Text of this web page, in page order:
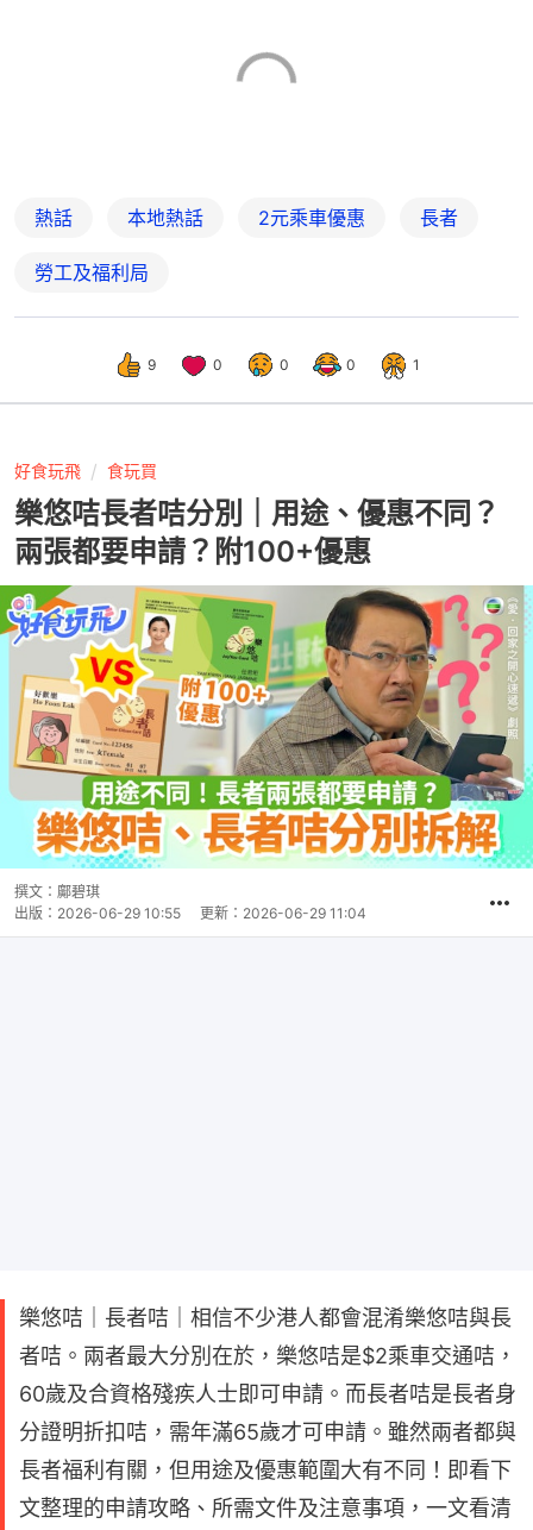
熱話 本地熱話 2元乘車優惠 長者
勞工及福利局
9 0 0 0 1
好食玩飛 食玩買
樂悠咭長者咭分別｜用途、優惠不同？
兩張都要申請？附100+優惠
撰文： 鄺碧琪
出版： 2026-06-29 10:55 更新： 2026-06-29 11:04
樂悠咭｜長者咭｜相信不少港人都會混淆樂悠咭與長
者咭。兩者最大分別在於，樂悠咭是$2乘車交通咭，
60歲及合資格殘疾人士即可申請。而長者咭是長者身
分證明折扣咭，需年滿65歲才可申請。雖然兩者都與
長者福利有關，但用途及優惠範圍大有不同！即看下
文整理的申請攻略、所需文件及注意事項，一文看清